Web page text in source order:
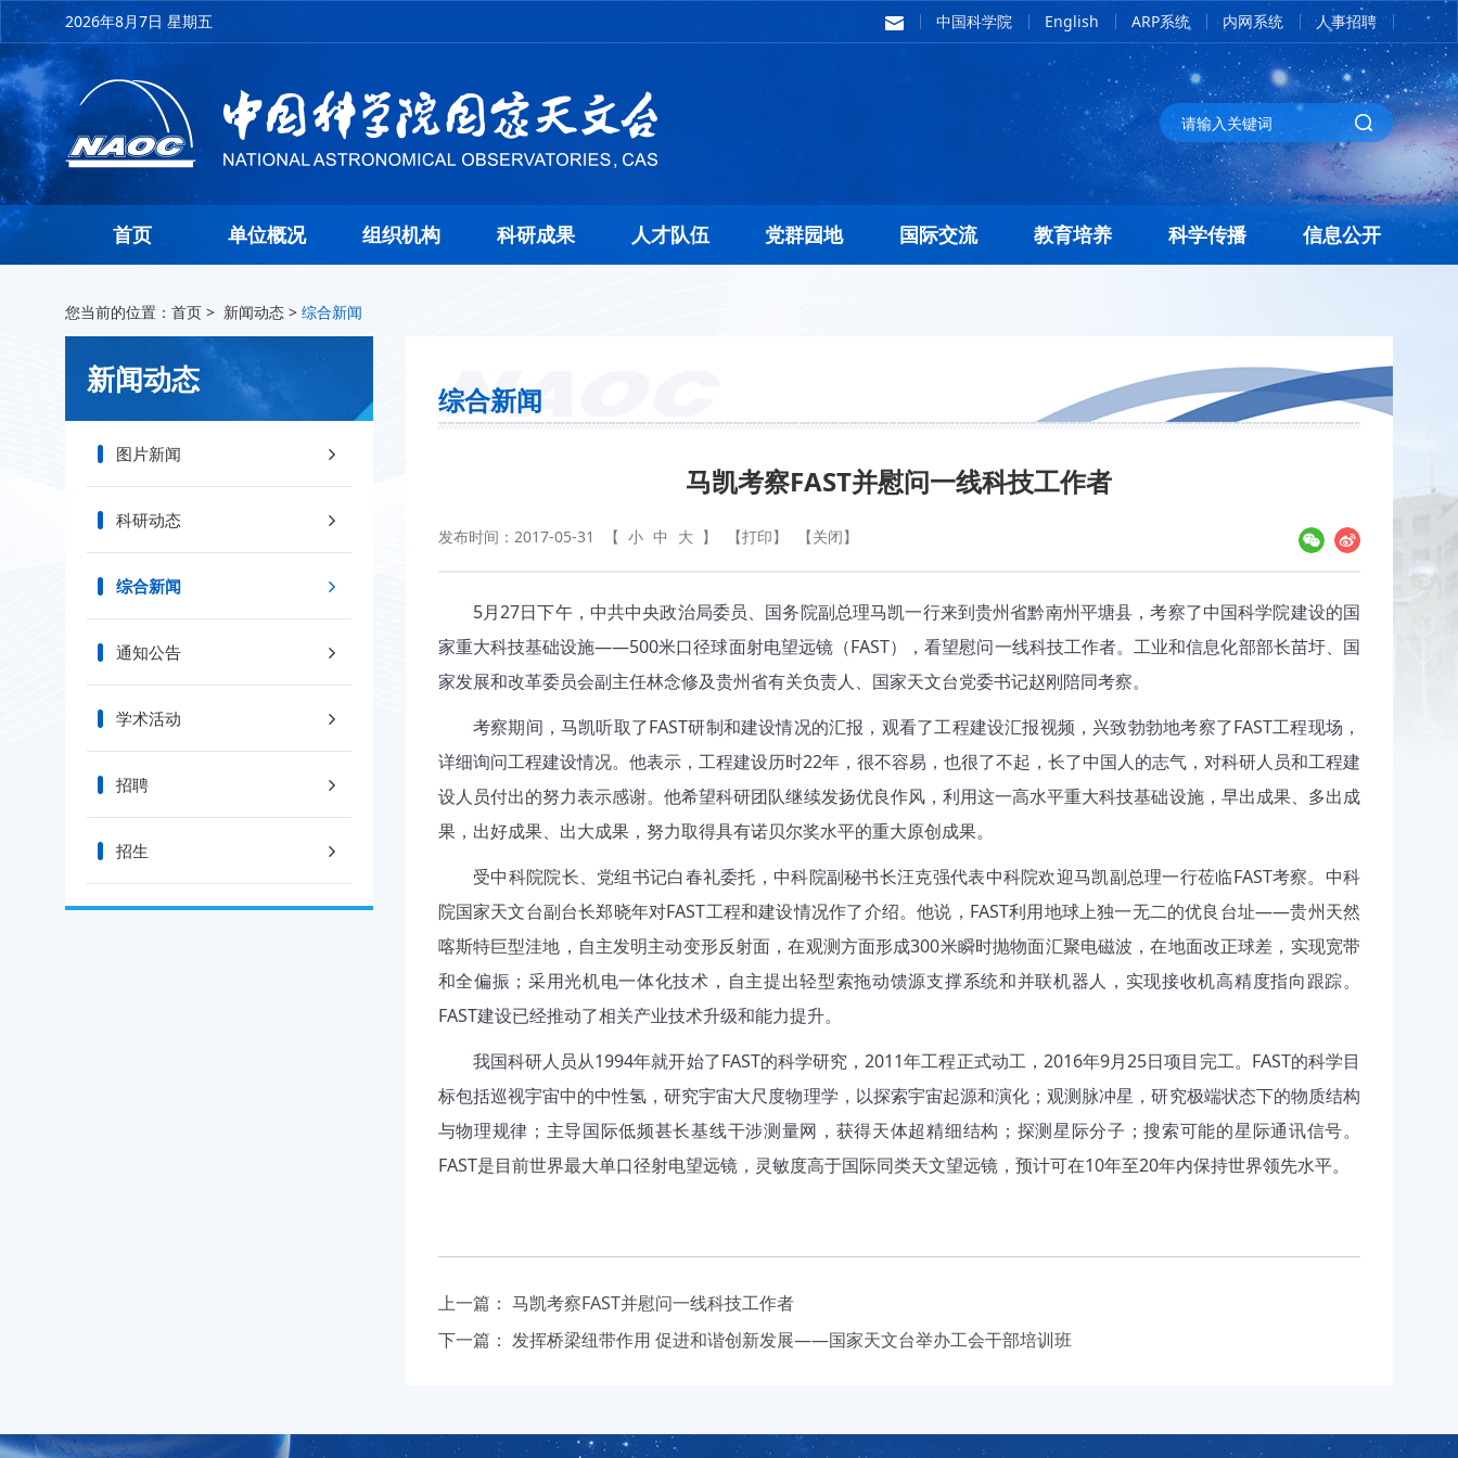
2026年8月7日 星期五 中国科学院 English ARP系统 内网系统 人事招聘
首页 单位概况 组织机构 科研成果 人才队伍 党群园地 国际交流 教育培养 科学传播 信息公开
您当前的位置： 首页 > 新闻动态 > 综合新闻
新闻动态
图片新闻
科研动态
综合新闻
通知公告
学术活动
招聘
招生
综合新闻
马凯考察FAST并慰问一线科技工作者
发布时间：2017-05-31 【 小 中 大 】 【打印】 【关闭】
5月27日下午，中共中央政治局委员、国务院副总理马凯一行来到贵州省黔南州平塘县，考察了中国科学院建设的国
家重大科技基础设施——500米口径球面射电望远镜（FAST），看望慰问一线科技工作者。工业和信息化部部长苗圩、国
家发展和改革委员会副主任林念修及贵州省有关负责人、国家天文台党委书记赵刚陪同考察。
考察期间，马凯听取了FAST研制和建设情况的汇报，观看了工程建设汇报视频，兴致勃勃地考察了FAST工程现场，
详细询问工程建设情况。他表示，工程建设历时22年，很不容易，也很了不起，长了中国人的志气，对科研人员和工程建
设人员付出的努力表示感谢。他希望科研团队继续发扬优良作风，利用这一高水平重大科技基础设施，早出成果、多出成
果，出好成果、出大成果，努力取得具有诺贝尔奖水平的重大原创成果。
受中科院院长、党组书记白春礼委托，中科院副秘书长汪克强代表中科院欢迎马凯副总理一行莅临FAST考察。中科
院国家天文台副台长郑晓年对FAST工程和建设情况作了介绍。他说， FAST利用地球上独一无二的优良台址——贵州天然
喀斯特巨型洼地，自主发明主动变形反射面，在观测方面形成300米瞬时抛物面汇聚电磁波，在地面改正球差，实现宽带
和全偏振；采用光机电一体化技术，自主提出轻型索拖动馈源支撑系统和并联机器人，实现接收机高精度指向跟踪。
FAST建设已经推动了相关产业技术升级和能力提升。
我国科研人员从1994年就开始了FAST的科学研究，2011年工程正式动工， 2016年9月25日项目完工。 FAST的科学目
标包括巡视宇宙中的中性氢，研究宇宙大尺度物理学，以探索宇宙起源和演化；观测脉冲星，研究极端状态下的物质结构
与物理规律；主导国际低频甚长基线干涉测量网，获得天体超精细结构；探测星际分子；搜索可能的星际通讯信号。
FAST是目前世界最大单口径射电望远镜，灵敏度高于国际同类天文望远镜，预计可在10年至20年内保持世界领先水平。
上一篇： 马凯考察FAST并慰问一线科技工作者
下一篇： 发挥桥梁纽带作用 促进和谐创新发展——国家天文台举办工会干部培训班